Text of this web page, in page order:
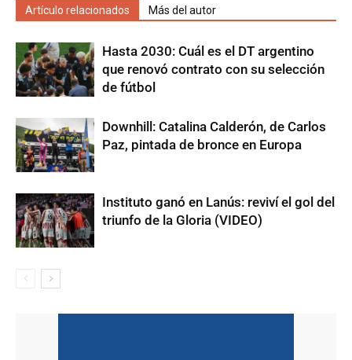
Artículo relacionados Más del autor
Hasta 2030: Cuál es el DT argentino
que renovó contrato con su selección
de fútbol
Downhill: Catalina Calderón, de Carlos
Paz, pintada de bronce en Europa
Instituto ganó en Lanús: reviví el gol del
triunfo de la Gloria (VIDEO)